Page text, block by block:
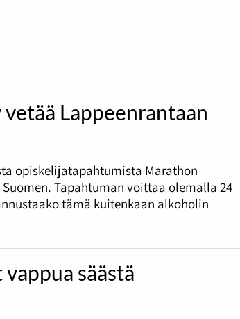
Lappeenrantaan
opiskelijatapahtumista Marathon
Tapahtuman voittaa olemalla 24
tämä kuitenkaan alkoholin
säästä